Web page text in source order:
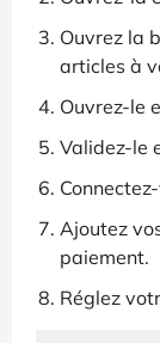
Ouvrez la
articles à
Ouvrez-le
Validez-le
Ajoutez
paiement.
Réglez